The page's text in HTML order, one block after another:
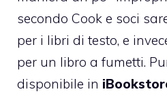
secondo Cook e soci
per i libri di testo, e
per un libro a fumetti.
disponibile in